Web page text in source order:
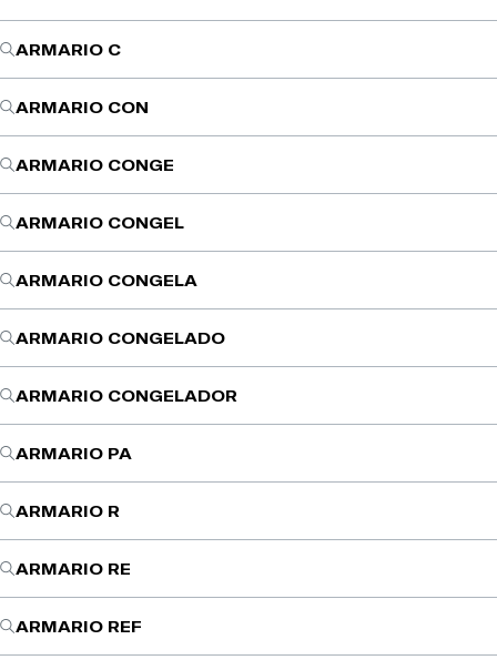
ARMARIO C
ARMARIO CON
ARMARIO CONGE
ARMARIO CONGEL
ARMARIO CONGELA
ARMARIO CONGELADO
ARMARIO CONGELADOR
ARMARIO PA
ARMARIO R
ARMARIO RE
ARMARIO REF